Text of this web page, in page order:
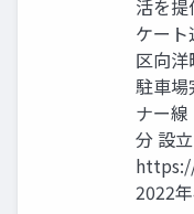
活を
ケー
区向
駐車
ナー
分 設立
2022